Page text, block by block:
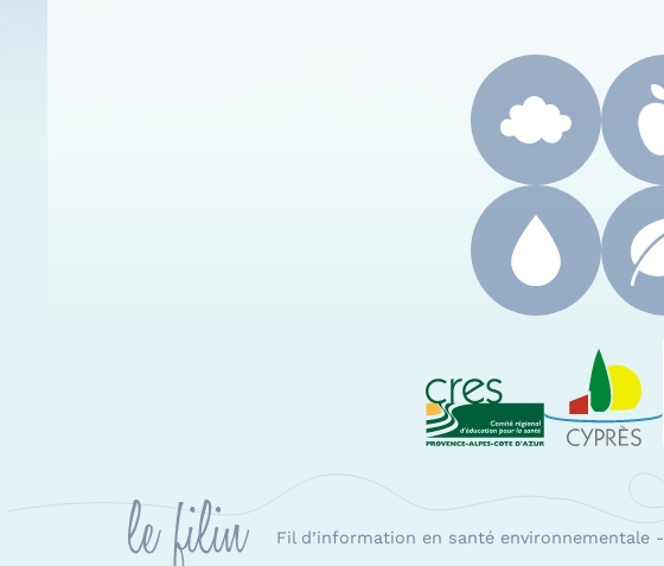
Fil d’information en santé environnementale-